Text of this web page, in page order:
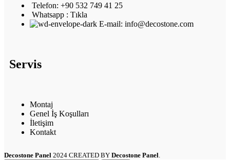
Telefon: +90 532 749 41 25
Whatsapp : Tıkla
E-mail: info@decostone.com
Servis
Montaj
Genel İş Koşulları
İletişim
Kontakt
Decostone Panel 2024 CREATED BY Decostone Panel